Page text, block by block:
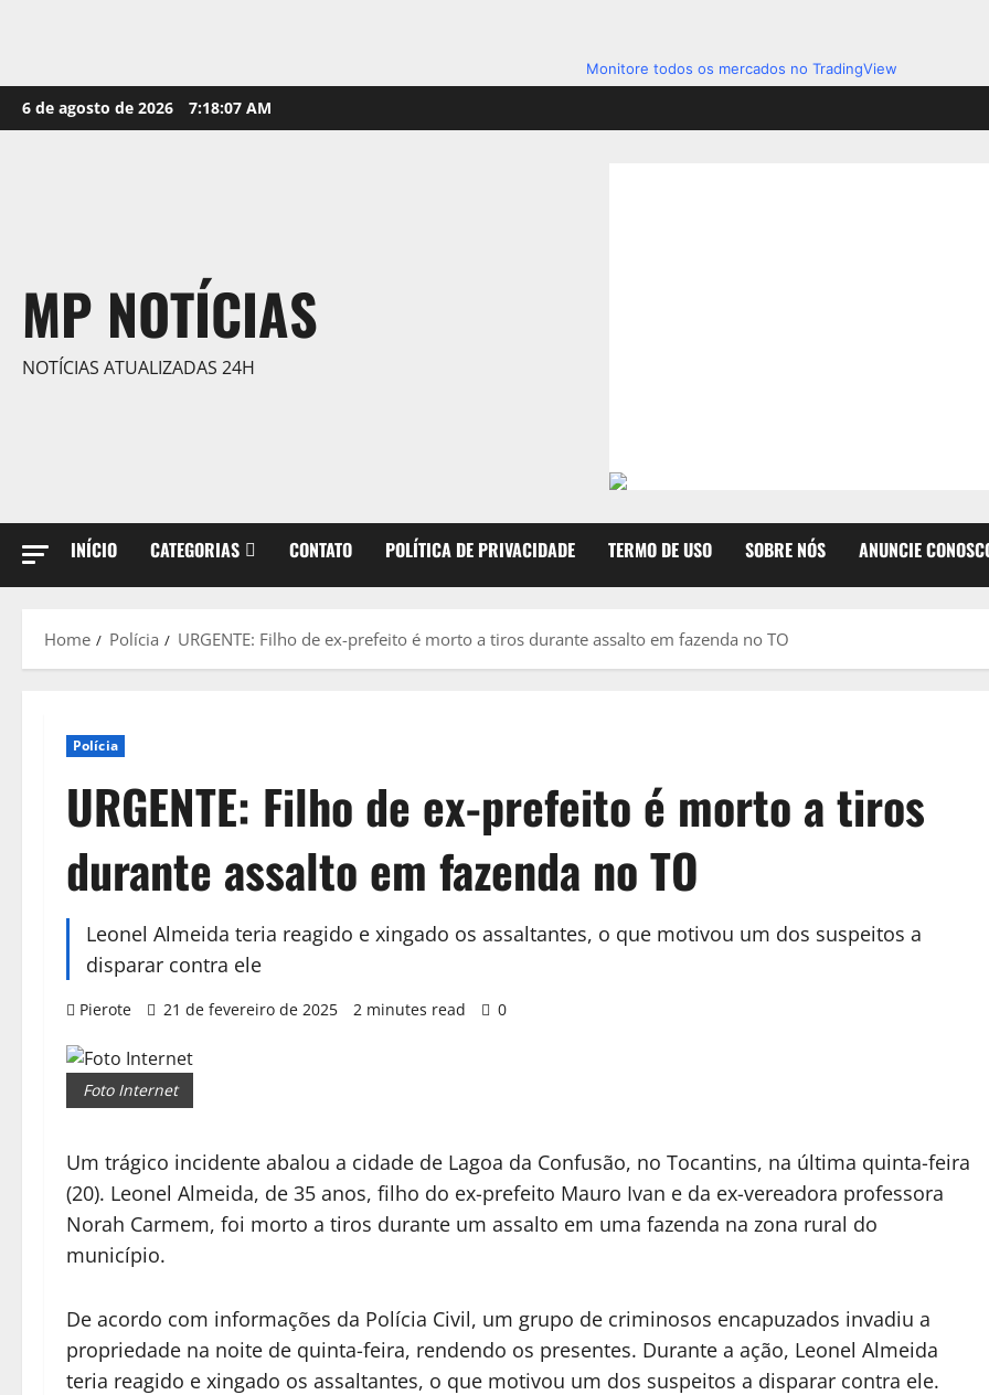
Monitore todos os mercados no TradingView
Skip
to
6 de agosto de 2026 7:18:08 AM
MP NOTÍCIAS
NOTÍCIAS ATUALIZADAS 24H
INÍCIO CATEGORIAS CONTATO POLÍTICA DE PRIVACIDADE TERMO DE USO SOBRE NÓS ANUNCIE
Home Polícia URGENTE: Filho de ex-prefeito é morto a tiros durante assalto em fazenda no TO
Polícia
URGENTE: Filho de ex-prefeito é morto a tiros
durante assalto em fazenda no TO
Leonel Almeida teria reagido e xingado os assaltantes, o que motivou um dos suspeitos a
disparar contra ele
Pierote 21 de fevereiro de 2025 2 minutes read 0
Foto Internet
Um trágico incidente abalou a cidade de Lagoa da Confusão, no Tocantins, na última quinta-feira
(20). Leonel Almeida, de 35 anos, filho do ex-prefeito Mauro Ivan e da ex-vereadora professora
Norah Carmem, foi morto a tiros durante um assalto em uma fazenda na zona rural do
município.
De acordo com informações da Polícia Civil, um grupo de criminosos encapuzados invadiu a
propriedade na noite de quinta-feira, rendendo os presentes. Durante a ação, Leonel Almeida
teria reagido e xingado os assaltantes, o que motivou um dos suspeitos a disparar contra ele.